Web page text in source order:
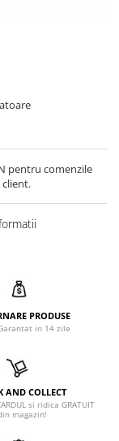
pentru comenzile
client.
PRODUSE
in 14 zile
AND COLLECT
si ridica GRATUIT
magazin!